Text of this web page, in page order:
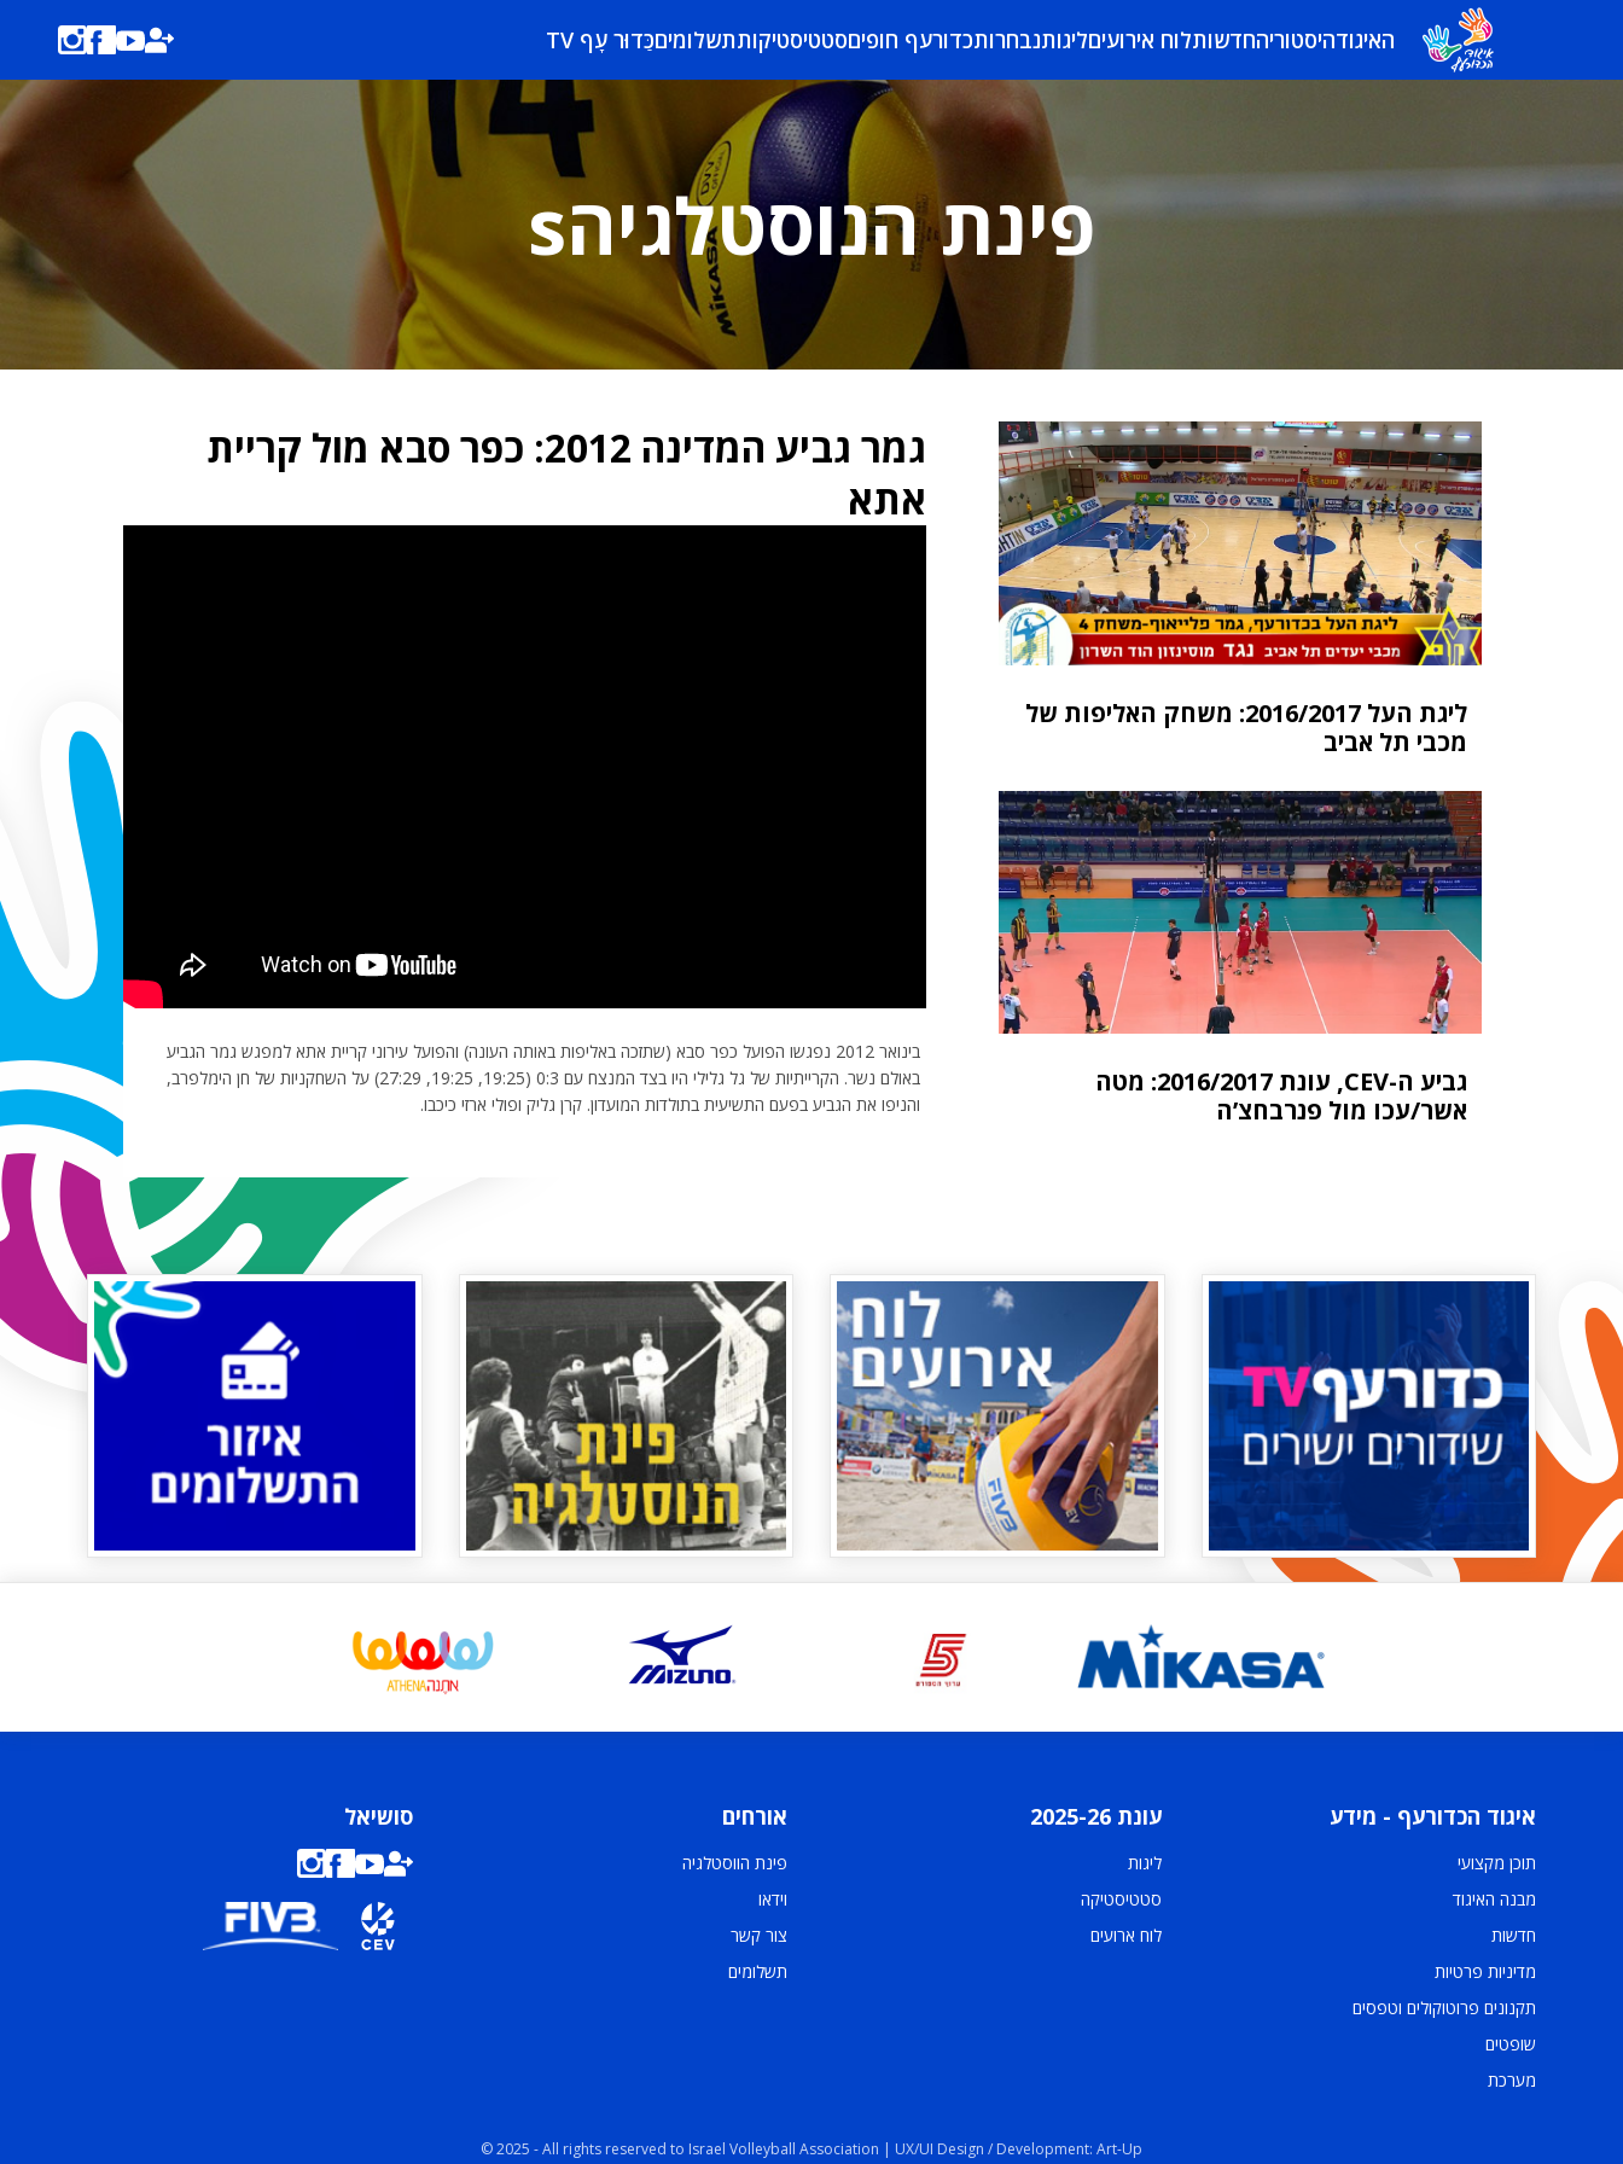
האיגודהיסטוריהחדשותלוח אירועיםליגותנבחרותכדורעף חופיםסטטיסטיקותתשלומיםכַּדוּר עָף TV
פינת הנוסטלגיהs
גמר גביע המדינה 2012: כפר סבא מול קריית
אתא
בינואר 2012 נפגשו הפועל כפר סבא (שתזכה באליפות באותה העונה) והפועל עירוני קריית אתא למפגש גמר הגביע
באולם נשר. הקרייתיות של גל גלילי היו בצד המנצח עם 0:3 (19:25, 19:25, 27:29) על השחקניות של חן הימלפרב,
והניפו את הגביע בפעם התשיעית בתולדות המועדון. קרן גליק ופולי ארזי כיכבו.
ליגת העל 2016/2017: משחק האליפות של
מכבי תל אביב
גביע ה-CEV, עונת 2016/2017: מטה
אשר/עכו מול פנרבחצ’ה
איגוד הכדורעף - מידע
תוכן מקצועי
מבנה האיגוד
חדשות
מדיניות פרטיות
תקנונים פרוטוקולים וטפסים
שופטים
מערכת
עונת 2025-26
ליגות
סטטיסטיקה
לוח ארועים
אורחים
פינת הווסטלגיה
וידאו
צור קשר
תשלומים
סושיאל
© 2025 - All rights reserved to Israel Volleyball Association | UX/UI Design / Development: Art-Up